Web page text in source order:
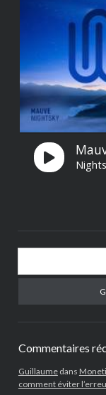
Commentaires
Guillaumedans
comment éviter